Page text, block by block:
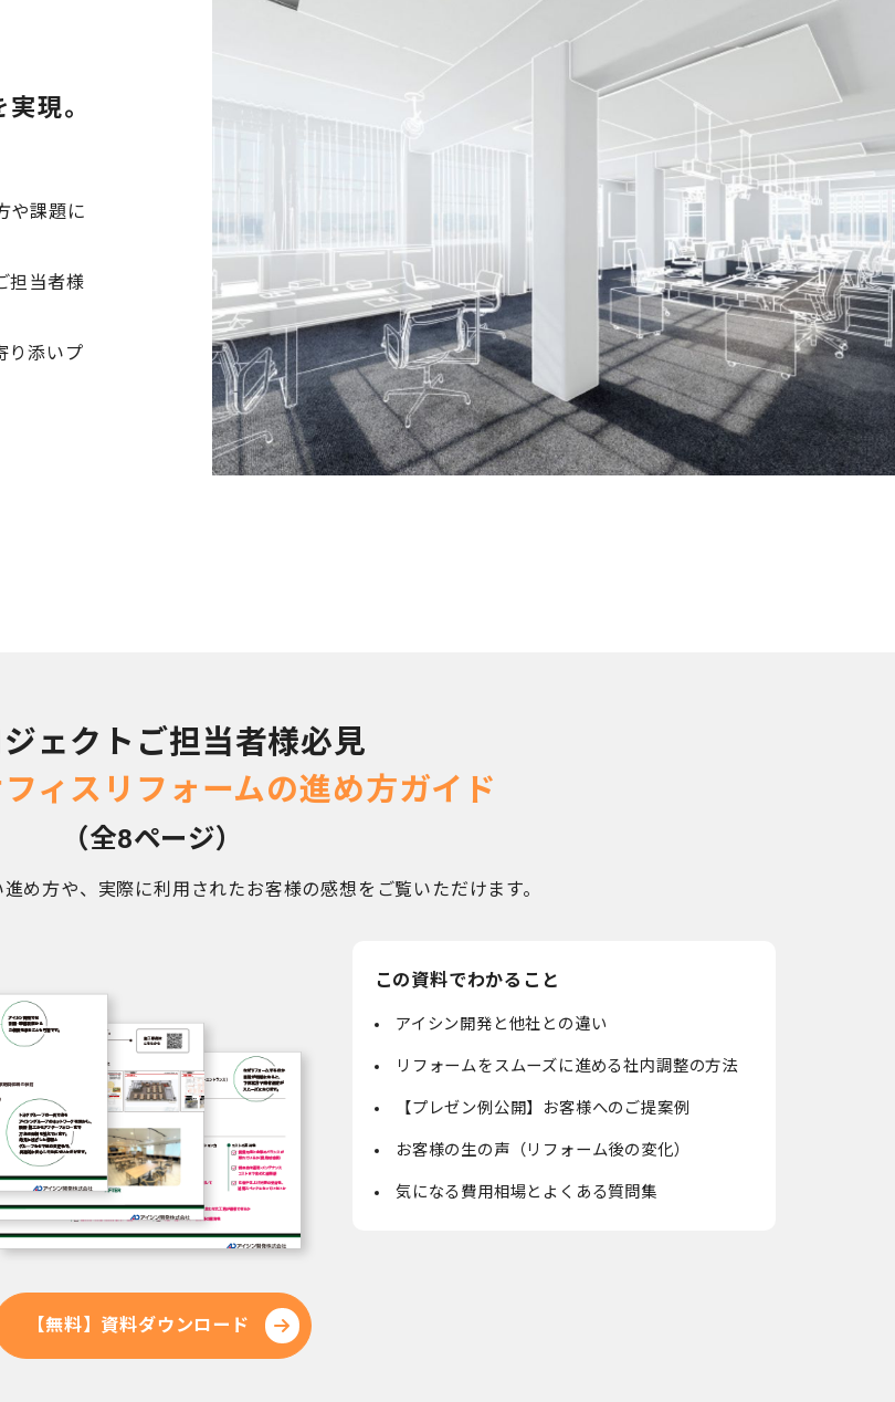
現。
や課題に
担当者様
り添いプ
ェクトご担当者様必見
ィスリフォームの進め方ガイド
（全8ページ）
め方や、実際に利用されたお客様の感想をご覧いただけます。
この資料でわかること
アイシン開発と他社との違い
リフォームをスムーズに進める社内調整の方法
【プレゼン例公開】お客様へのご提案例
お客様の生の声（リフォーム後の変化）
気になる費用相場とよくある質問集
【無料】資料ダウンロード